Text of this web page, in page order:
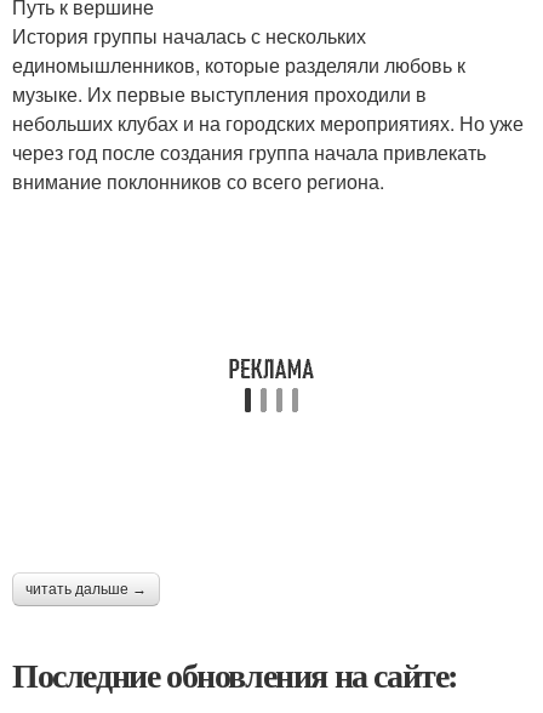
Путь к вершине
История группы началась с нескольких
единомышленников, которые разделяли любовь к
музыке. Их первые выступления проходили в
небольших клубах и на городских мероприятиях. Но уже
через год после создания группа начала привлекать
внимание поклонников со всего региона.
читать дальше →
Последние обновления на сайте: